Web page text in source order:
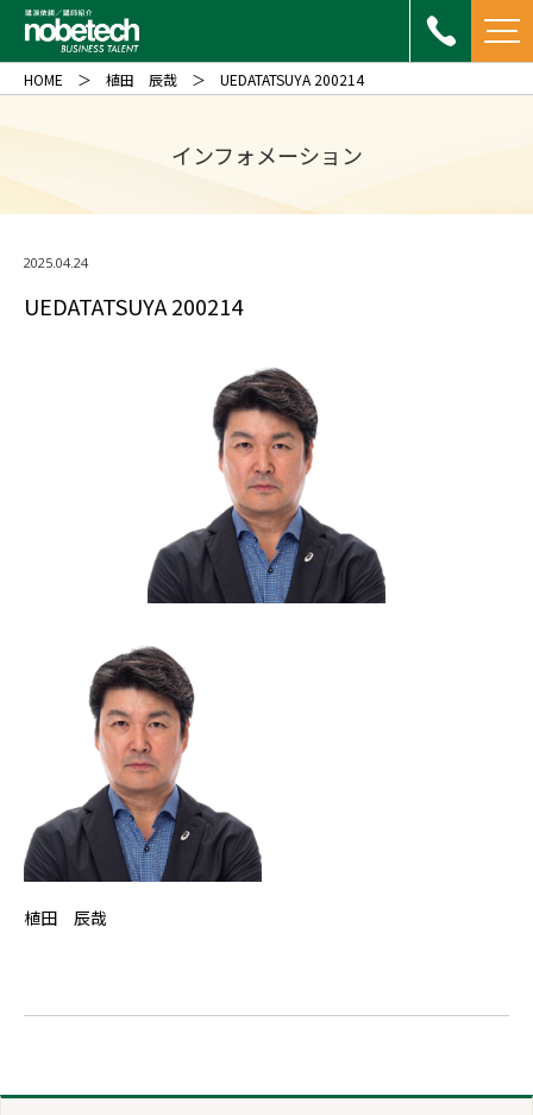
インフォメーション
HOME 植田 辰哉 UEDATATSUYA 200214
2025.04.24
UEDATATSUYA 200214
植田 辰哉